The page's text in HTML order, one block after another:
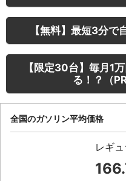
【無料】最短3分で
【限定30台】毎月1
る！？（
全国のガソリン平均価格
レギ